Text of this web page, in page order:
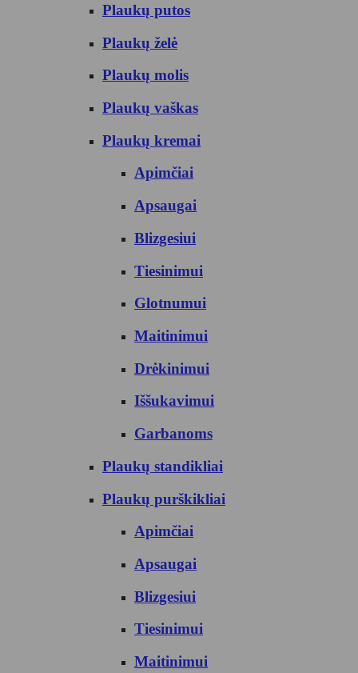
Plaukų putos
Plaukų želė
Plaukų molis
Plaukų vaškas
Plaukų kremai
Apimčiai
Apsaugai
Blizgesiui
Tiesinimui
Glotnumui
Maitinimui
Drėkinimui
Iššukavimui
Garbanoms
Plaukų standikliai
Plaukų purškikliai
Apimčiai
Apsaugai
Blizgesiui
Tiesinimui
Maitinimui